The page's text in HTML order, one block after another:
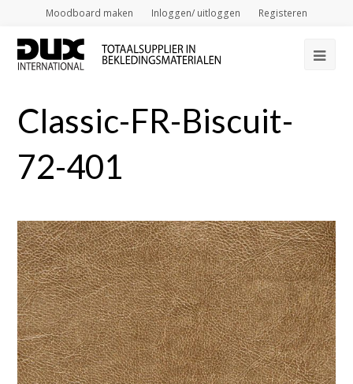
Moodboard maken Inloggen/ uitloggen Registeren
Classic-FR-Biscuit-
72-401